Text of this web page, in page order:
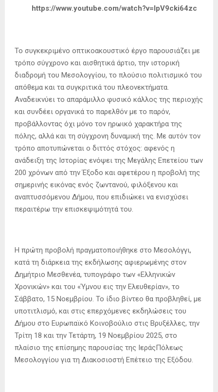
https://www.youtube.com/watch?v=lpV9cki64zc
Το συγκεκριμένο οπτικοακουστικό έργο παρουσιάζει με
τρόπο σύγχρονο και αισθητικά άρτιο, την ιστορική
διαδρομή του Μεσολογγίου, το πλούσιο πολιτισμικό του
απόθεμα και τα συγκριτικά του πλεονεκτήματα.
Αναδεικνύει το απαράμιλλο φυσικό κάλλος της περιοχής
και συνδέει οργανικά το παρελθόν με το παρόν,
προβάλλοντας όχι μόνο τον ηρωικό χαρακτήρα της
πόλης, αλλά και τη σύγχρονη δυναμική της. Με αυτόν τον
τρόπο αποτυπώνεται ο διττός στόχος: αφενός η
ανάδειξη της Ιστορίας ενόψει της Μεγάλης Επετείου των
200 χρόνων από την Έξοδο και αφετέρου η προβολή της
σημερινής εικόνας ενός ζωντανού, φιλόξενου και
αναπτυσσόμενου Δήμου, που επιδιώκει να ενισχύσει
περαιτέρω την επισκεψιμότητά του.
Η πρώτη προβολή πραγματοποιήθηκε στο Μεσολόγγι,
κατά τη διάρκεια της εκδήλωσης αφιερωμένης στον
Δημήτριο Μεσθενέα, τυπογράφο των «Ελληνικών
Χρονικών» και του «Ύμνου εις την Ελευθερίαν», το
Σάββατο, 15 Νοεμβρίου. Το ίδιο βίντεο θα προβληθεί, με
υποτιτλισμό, και στις επερχόμενες εκδηλώσεις του
Δήμου στο Ευρωπαϊκό Κοινοβούλιο στις Βρυξέλλες, την
Τρίτη 18 και την Τετάρτη, 19 Νοεμβρίου 2025, στο
πλαίσιο της επίσημης παρουσίας της ΙεράςΠόλεως
Μεσολογγίου για τη Διακοσιοστή Επέτειο της Εξόδου.